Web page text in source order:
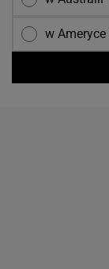
w Ameryce